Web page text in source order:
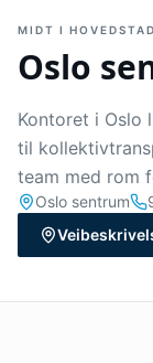
MIDT I
Oslo
Kontoret i Oslo
til
team med rom
Oslo sentrum